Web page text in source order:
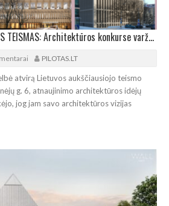
LIETUVOS AUKČIAUSIASIS TEISMAS: Architektūros konkurse varžosi 8 rekonstrukcijos vizijos
PILOTAS.LT
atvirą Lietuvos aukščiausiojo teismo
g. 6, atnaujinimo architektūros idėjų
jog jam savo architektūros vizijas